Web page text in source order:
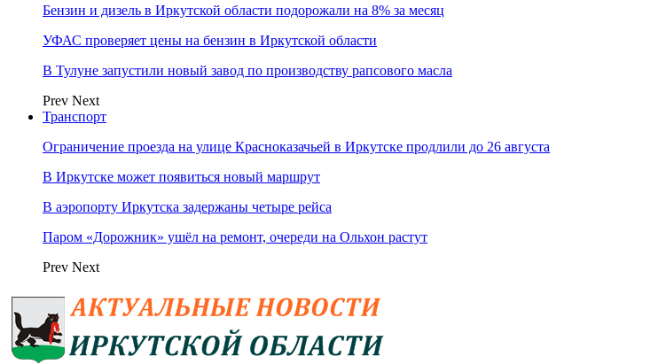
Бензин и дизель в Иркутской области подорожали на 8% за месяц
УФАС проверяет цены на бензин в Иркутской области
В Тулуне запустили новый завод по производству рапсового масла
Prev Next
Транспорт
Ограничение проезда на улице Красноказачьей в Иркутске продлили до 26 августа
В Иркутске может появиться новый маршрут
В аэропорту Иркутска задержаны четыре рейса
Паром «Дорожник» ушёл на ремонт, очереди на Ольхон растут
Prev Next